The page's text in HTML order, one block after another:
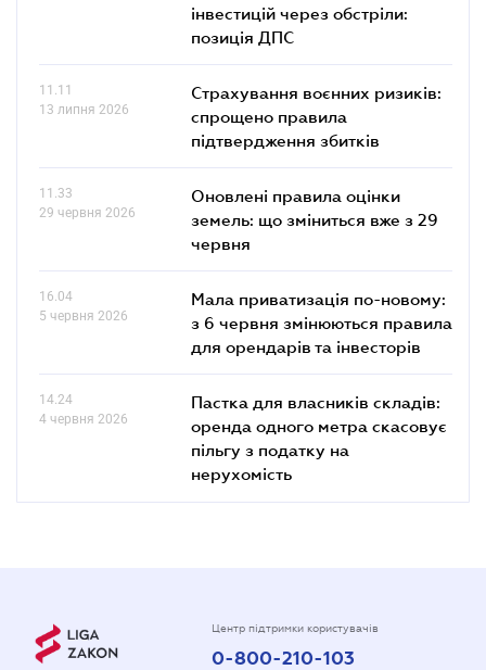
інвестицій через обстріли:
позиція ДПС
11.11
13 липня 2026
Страхування воєнних ризиків:
спрощено правила
підтвердження збитків
11.33
29 червня 2026
Оновлені правила оцінки
земель: що зміниться вже з 29
червня
16.04
5 червня 2026
Мала приватизація по-новому:
з 6 червня змінюються правила
для орендарів та інвесторів
14.24
4 червня 2026
Пастка для власників складів:
оренда одного метра скасовує
пільгу з податку на
нерухомість
Центр підтримки користувачів
0-800-210-103